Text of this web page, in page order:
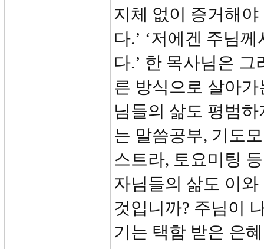
지체 없이 증거해
다.’ ‘저에겐 주님
다.’ 한 목사님은
른 방식으로 살아
님들의 삶도 평범
는 말씀공부, 기도
스트라, 토요미팅
자님들의 삶도 이
것입니까? 주님이
기는 택함 받은 은